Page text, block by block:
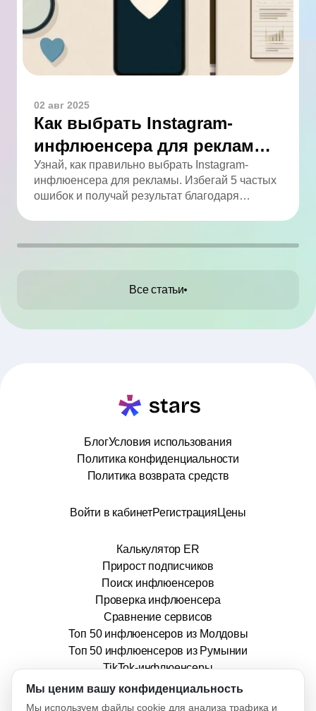
02 авг 2025
Как выбрать Instagram-
инфлюенсера для рекламы:
5 ошибок, которых легко
избежать
Узнай, как правильно выбрать Instagram-
инфлюенсера для рекламы. Избегай 5 частых
ошибок и получай результат благодаря
Все статьи
БлогУсловия использования
Политика конфиденциальности
Политика возврата средств
Войти в кабинетРегистрация Цены
Калькулятор ER
Прирост подписчиков
Поиск инфлюенсеров
Проверка инфлюенсера
Сравнение сервисов
Топ 50 инфлюенсеров из Молдовы
Топ 50 инфлюенсеров из Румынии
TikTok-инфлюенсеры
info@stars.md
Мы ценим вашу конфиденциальность
Мы используем файлы cookie для анализа трафика и